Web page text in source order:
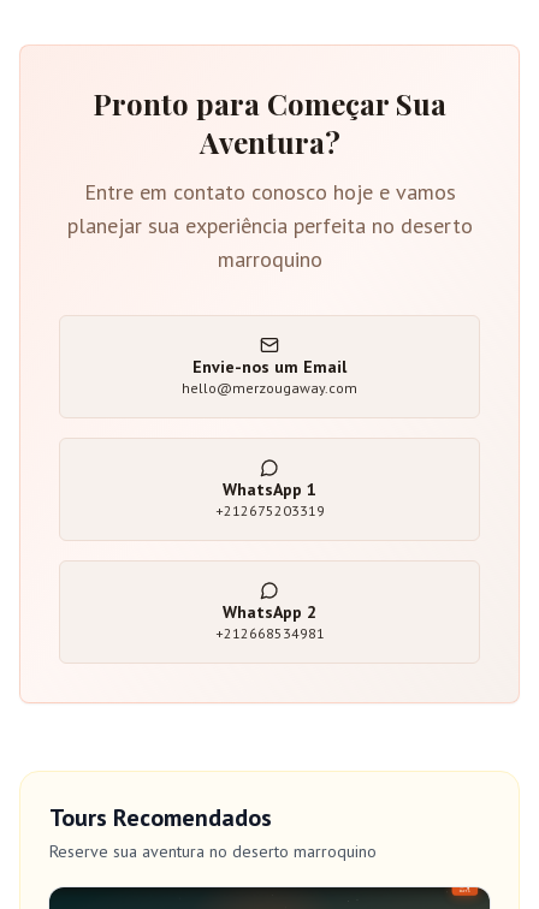
Pronto para Começar Sua
Aventura?
Entre em contato conosco hoje e vamos
planejar sua experiência perfeita no deserto
marroquino
Envie-nos um Email
hello@merzougaway.com
WhatsApp 1
+212675203319
WhatsApp 2
+212668534981
Tours Recomendados
Reserve sua aventura no deserto marroquino